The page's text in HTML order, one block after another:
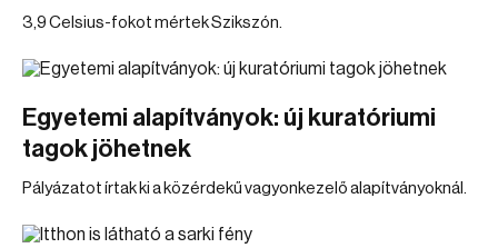
3,9 Celsius-fokot mértek Szikszón.
Egyetemi alapítványok: új kuratóriumi
tagok jöhetnek
Pályázatot írtak ki a közérdekű vagyonkezelő alapítványoknál.